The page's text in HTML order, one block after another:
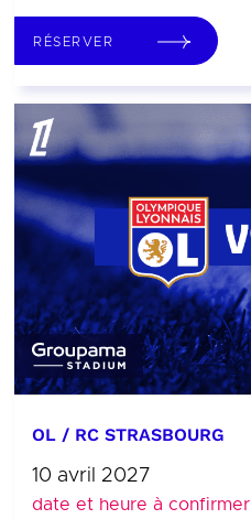
RÉSERVER
OL / RC STRASBOURG
10 avril 2027
date et heure à confirmer